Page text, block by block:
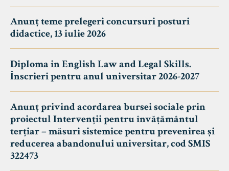
Anunț teme prelegeri concursuri posturi
didactice, 13 iulie 2026
Diploma in English Law and Legal Skills.
Înscrieri pentru anul universitar 2026-2027
Anunț privind acordarea bursei sociale prin
proiectul Intervenții pentru învățământul
terțiar – măsuri sistemice pentru prevenirea și
reducerea abandonului universitar, cod SMIS
322473